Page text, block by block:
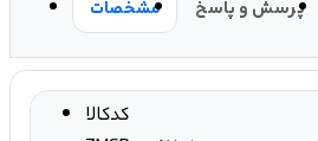
مشخصات پرسش و پاسخ
کدکالا